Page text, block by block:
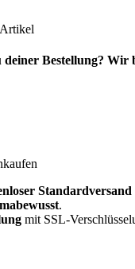
deiner Bestellung? Wir
Standardversand
.
mit SSL-